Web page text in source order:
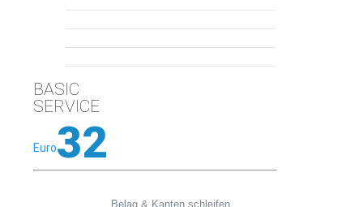
BASIC
SERVICE
Euro32
Belag & Kanten schleifen